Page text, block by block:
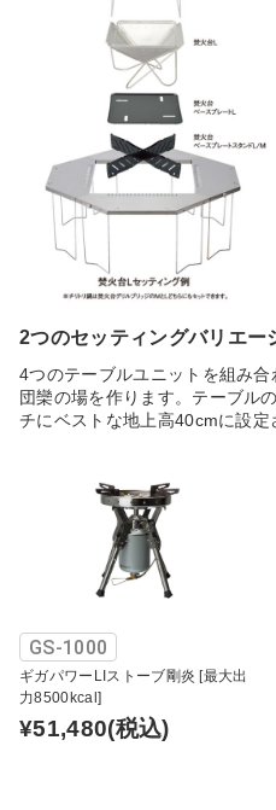
2つのセッティングバリエー
4つのテーブルユニットを組み
団欒の場を作ります。テーブル
チにベストな地上高40cmに設定
GS-1000
ギガパワーLIストーブ剛炎 [最大出
力8500kcal]
¥51,480(税込)